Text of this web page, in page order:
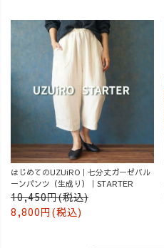
はじめてのUZUiRO｜七分丈ガーゼバル
ーンパンツ（生成り）｜STARTER
10,450円(税込)
8,800円(税込)